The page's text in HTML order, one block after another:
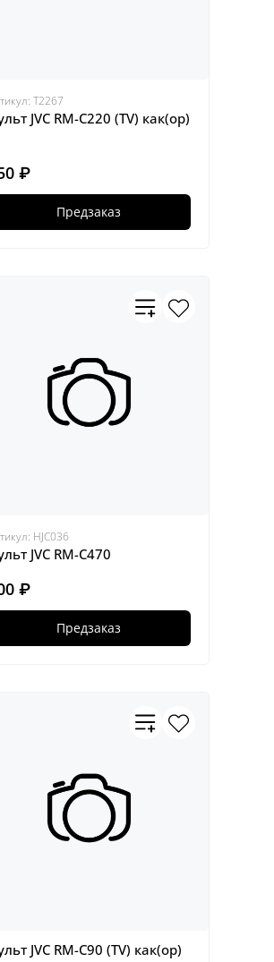
Т2267
JVC RM-C220 (TV) как(ор)
₽
Предзаказ
HJC036
JVC RM-C470
₽
Предзаказ
JVC RM-C90 (TV) как(ор)